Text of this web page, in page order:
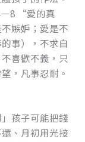
“愛的真
嫉妒；愛是不
事），不求自
喜歡不義，只
，凡事忍耐。
孩子可能把錢
、月初用光接